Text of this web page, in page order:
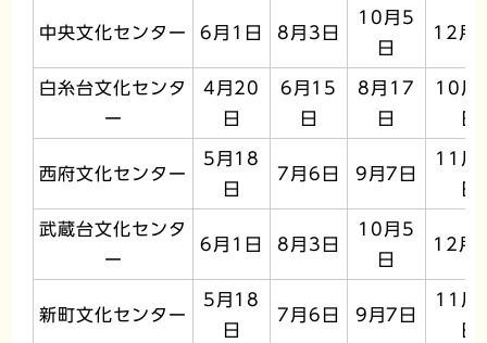
中央文化センター 6月1日 8月3日
10月5
日
12月
白糸台文化センタ
ー
4月20
日
6月15
日
8月17
日
10月
日
西府文化センター
5月18
日
7月6日 9月7日
11月
日
武蔵台文化センタ
ー
6月1日 8月3日
10月5
日
12月
新町文化センター
5月18
日
7月6日 9月7日
11月
日